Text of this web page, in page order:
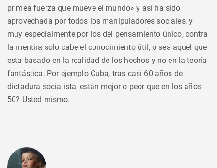
primea fuerza que mueve el mundo» y así ha sido
aprovechada por todos los manipuladores sociales, y
muy especialmente por los del pensamiento único, contra
la mentira solo cabe el conocimiento útil, o sea aquel que
esta basado en la realidad de los hechos y no en la teoría
fantástica. Por ejemplo Cuba, tras casi 60 años de
dictadura socialista, están mejor o peor que en los años
50? Usted mismo.